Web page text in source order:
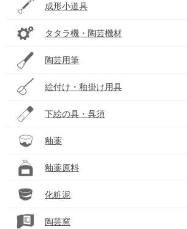
成形小道具
タタラ機・陶芸機材
陶芸用筆
絵付け・釉掛け用具
下絵の具・呉須
釉薬
釉薬原料
化粧泥
陶芸窯